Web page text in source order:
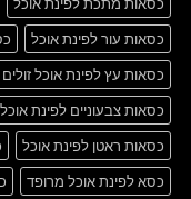
כסאות עור לפינת אוכל
כסאות עץ לפינת אוכל זולים
כסאות צבעוניים לפינת אוכל
כסאות ראטן לפינת אוכל
כסא לפינת אוכל מרופד